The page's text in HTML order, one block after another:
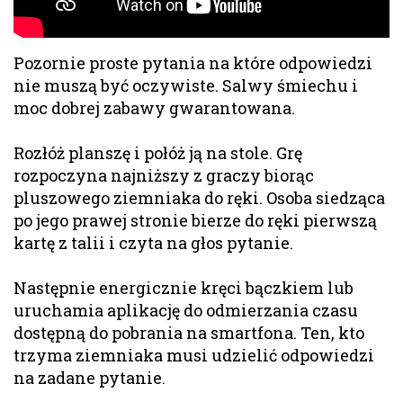
Pozornie proste pytania na które odpowiedzi
nie muszą być oczywiste. Salwy śmiechu i
moc dobrej zabawy gwarantowana.
Rozłóż planszę i połóż ją na stole. Grę
rozpoczyna najniższy z graczy biorąc
pluszowego ziemniaka do ręki. Osoba siedząca
po jego prawej stronie bierze do ręki pierwszą
kartę z talii i czyta na głos pytanie.
Następnie energicznie kręci bączkiem lub
uruchamia aplikację do odmierzania czasu
dostępną do pobrania na smartfona. Ten, kto
trzyma ziemniaka musi udzielić odpowiedzi
na zadane pytanie.